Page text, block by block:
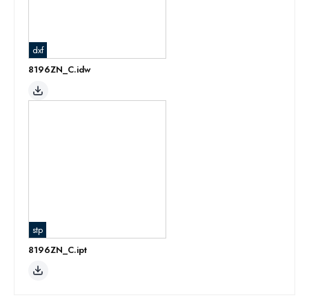
dxf
8196ZN_C.idw
stp
8196ZN_C.ipt